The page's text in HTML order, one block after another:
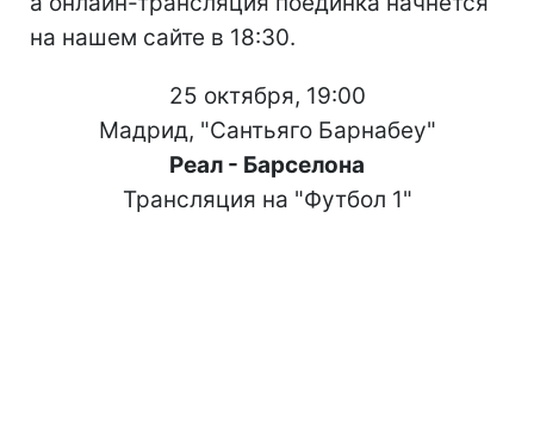
на нашем сайте в 18:30.
25 октября, 19:00
Мадрид, "Сантьяго Барнабеу"
Реал - Барселона
Трансляция на "Футбол 1"